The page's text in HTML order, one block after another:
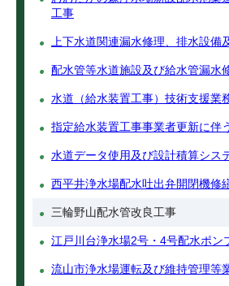
工事
上下水道関連漏水修理、排水設備
配水管等水道施設及び給水管漏水
水道（給水装置工事）技術支援業
指定給水装置工事事業者更新に伴
水道データ使用及び設計積算シス
西平井浄水場配水吐出弁開閉機修
三輪野山配水管改良工事
江戸川台浄水場2号・4号配水ポン
流山市浄水場運転及び維持管理等